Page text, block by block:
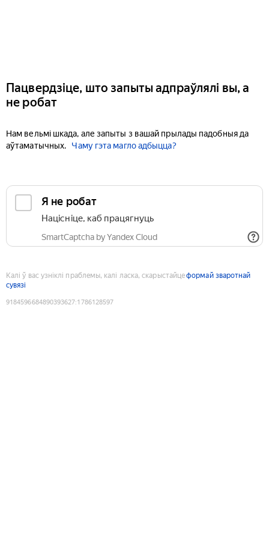
Пацвердзіце, што запыты адпраўлялі вы, а
не робат
Нам вельмі шкада, але запыты з вашай прылады падобныя да
аўтаматычных.
Чаму гэта магло адбыцца?
Я не робат
Націсніце, каб працягнуць
SmartCaptcha by Yandex Cloud
Калі ў вас узніклі праблемы, калі ласка, скарыстайцеформай зваротнай
сувязі
9184596684890393627:1786128597